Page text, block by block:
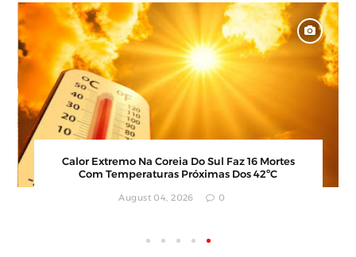
Polícia Investiga Morte De Modelo Encontrada
Em Mala Após Viagem Pela Europa
August 04, 2026 0